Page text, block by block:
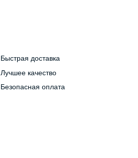
Быстрая доставка
Лучшее качество
Безопасная оплата